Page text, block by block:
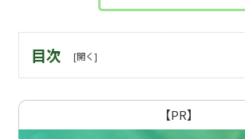
目次
【PR】